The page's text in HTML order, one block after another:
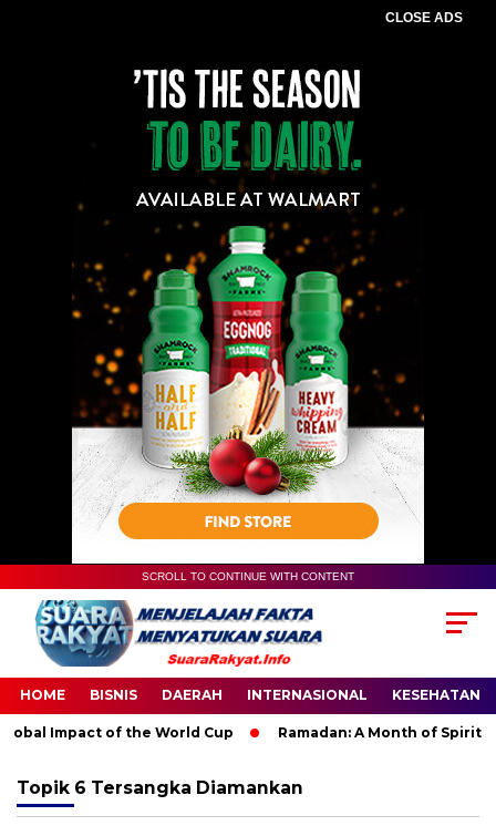
CLOSE ADS
SCROLL TO CONTINUE WITH CONTENT
HOME BISNIS DAERAH INTERNASIONAL KESEHATAN
Impact of the World Cup Ramadan: A Month of
Topik 6 Tersangka Diamankan